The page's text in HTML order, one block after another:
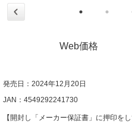
Web価格
発売日：2024年12月20日
JAN：4549292241730
【開封し「メーカー保証書」に押印を